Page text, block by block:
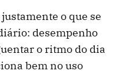
o que se
desempenho
o ritmo do dia
bem no uso